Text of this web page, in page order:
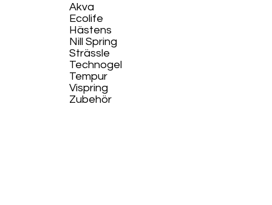
Akva
Ecolife​
Hästens
Nill Spring
Strässle
Technogel
Tempur
Vispring
Zubehör